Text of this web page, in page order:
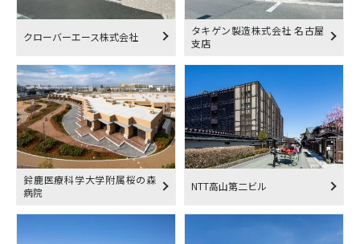
クローバーエース株式会社
タキゲン製造株式会社 名古屋
支店
鈴鹿医療科学大学附属桜の森
病院
NTT高山第二ビル